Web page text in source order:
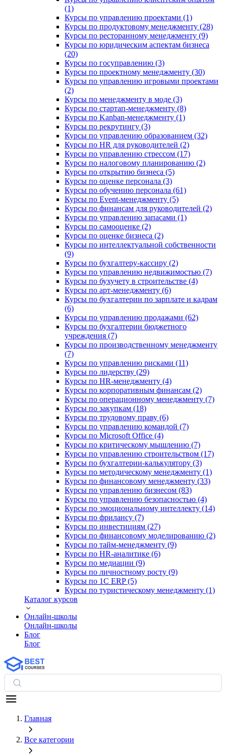
(1)
Курсы по управлению проектами (1)
Курсы по продуктовому менеджменту (28)
Курсы по ресторанному менеджменту (9)
Курсы по юридическим аспектам бизнеса
(20)
Курсы по госуправлению (3)
Курсы по проектному менеджменту (30)
Курсы по управлению игровыми проектами
(2)
Курсы по менеджменту в моде (3)
Курсы по стартап-менеджменту (8)
Курсы по Kanban-менеджменту (1)
Курсы по рекрутингу (3)
Курсы по управлению образованием (32)
Курсы по HR для руководителей (2)
Курсы по управлению стрессом (17)
Курсы по налоговому планированию (2)
Курсы по открытию бизнеса (5)
Курсы по оценке персонала (3)
Курсы по обучению персонала (61)
Курсы по Event-менеджменту (5)
Курсы по финансам для руководителей (2)
Курсы по управлению запасами (1)
Курсы по самооценке (2)
Курсы по оценке бизнеса (2)
Курсы по интеллектуальной собственности
(9)
Курсы по бухгалтеру-кассиру (2)
Курсы по управлению недвижимостью (7)
Курсы по бухучету в строительстве (4)
Курсы по арт-менеджменту (6)
Курсы по бухгалтерии по зарплате и кадрам
(6)
Курсы по управлению продажами (62)
Курсы по бухгалтерии бюджетного
учреждения (7)
Курсы по производственному менеджменту
(7)
Курсы по управлению рисками (11)
Курсы по лидерству (29)
Курсы по HR-менеджменту (4)
Курсы по корпоративным финансам (2)
Курсы по операционному менеджменту (7)
Курсы по закупкам (18)
Курсы по трудовому праву (6)
Курсы по управлению командой (7)
Курсы по Microsoft Office (4)
Курсы по критическому мышлению (7)
Курсы по управлению строительством (17)
Курсы по бухгалтерии-калькулятору (3)
Курсы по методическому менеджменту (1)
Курсы по финансовому менеджменту (33)
Курсы по управлению бизнесом (83)
Курсы по управлению безопасностью (4)
Курсы по эмоциональному интеллекту (14)
Курсы по фрилансу (7)
Курсы по инвестициям (27)
Курсы по финансовому моделированию (2)
Курсы по тайм-менеджменту (9)
Курсы по HR-аналитике (6)
Курсы по медиации (9)
Курсы по личностному росту (9)
Курсы по 1С ERP (5)
Курсы по туристическому менеджменту (1)
Каталог курсов
Онлайн-школы
Онлайн-школы
Блог
Блог
Главная
Все категории